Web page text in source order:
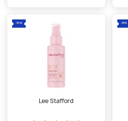
-35%
Lee Stafford
-35%